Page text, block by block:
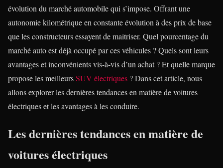
évolution du marché automobile qui s’impose. Offrant une
autonomie kilométrique en constante évolution à des prix de base
que les constructeurs essayent de maitriser. Quel pourcentage du
marché auto est déjà occupé par ces véhicules ? Quels sont leurs
avantages et inconvénients vis-à-vis d’un achat ? Et quelle marque
propose les meilleursSUV électriques ? Dans cet article, nous
allons explorer les dernières tendances en matière de voitures
électriques et les avantages à les conduire.
Les dernières tendances en matière de
voitures électriques